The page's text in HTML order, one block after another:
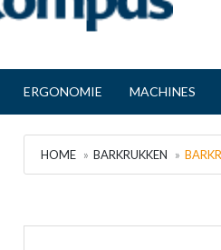
ERGONOMIE MACHINES
HOME BARKRUKKEN